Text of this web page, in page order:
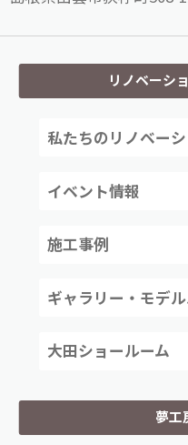
リノベーシ
私たちのリノベー
イベント情報
施工事例
ギャラリー・モデ
大田ショールーム
夢工